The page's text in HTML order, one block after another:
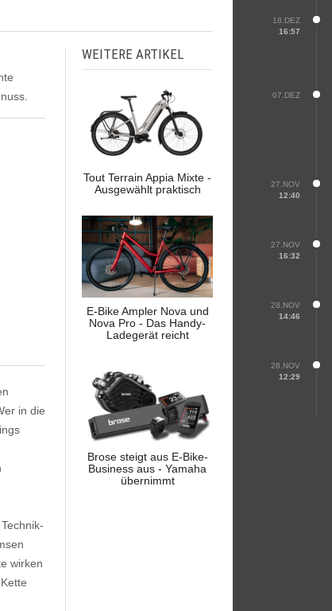
in die
wirken
WEITERE ARTIKEL
Tout Terrain Appia Mixte -
Ausgewählt praktisch
E-Bike Ampler Nova und
Nova Pro - Das Handy-
Ladegerät reicht
Brose steigt aus E-Bike-
Business aus - Yamaha
übernimmt
18.DEZ
16:57
07.DEZ
27.NOV
12:40
27.NOV
16:32
28.NOV
14:46
28.NOV
12:29